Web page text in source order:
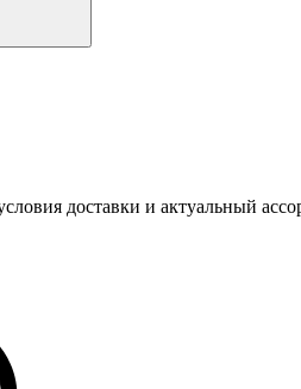
доставки и актуальный